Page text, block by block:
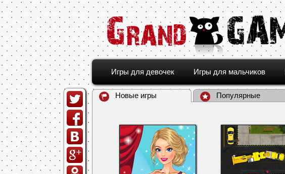
Игры для девочек Игры для мальчиков
Новые игры Популярные